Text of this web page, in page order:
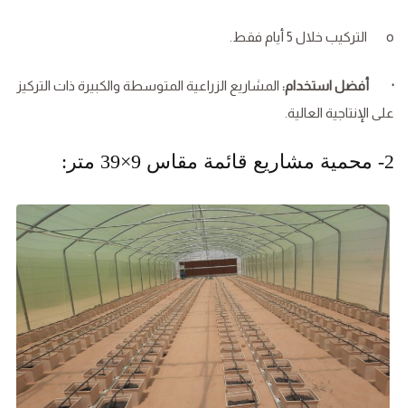
o التركيب خلال 5 أيام فقط.
· أفضل استخدام: المشاريع الزراعية المتوسطة والكبيرة ذات التركيز
على الإنتاجية العالية.
2- محمية مشاريع قائمة مقاس 9×39 متر: